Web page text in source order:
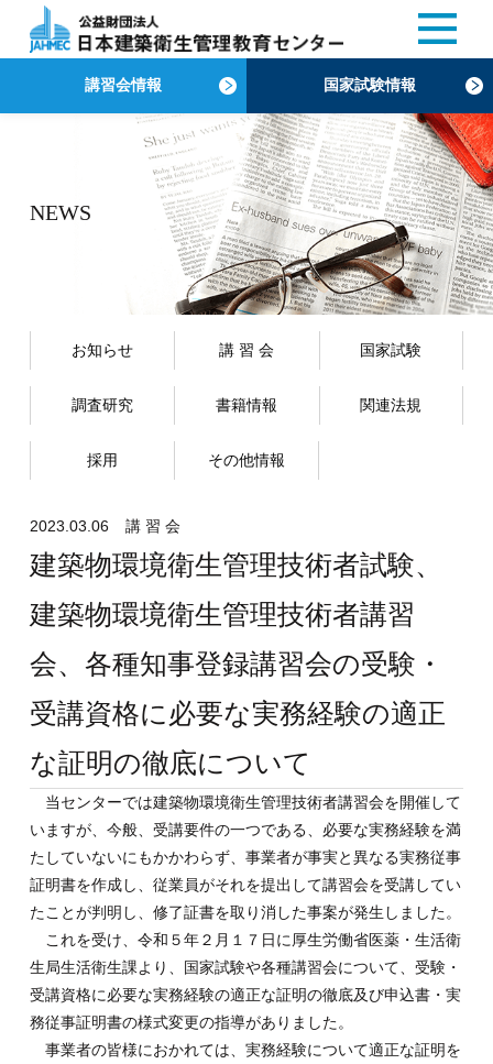
講習会情報 国家試験情報
NEWS
お知らせ 講 習 会 国家試験
調査研究 書籍情報 関連法規
採用 その他情報
2023.03.06 講 習 会
建築物環境衛生管理技術者試験、
建築物環境衛生管理技術者講習
会、各種知事登録講習会の受験・
受講資格に必要な実務経験の適正
な証明の徹底について
当センターでは建築物環境衛生管理技術者講習会を開催して
いますが、今般、受講要件の一つである、必要な実務経験を満
たしていないにもかかわらず、事業者が事実と異なる実務従事
証明書を作成し、従業員がそれを提出して講習会を受講してい
たことが判明し、修了証書を取り消した事案が発生しました。
これを受け、令和５年２月１７日に厚生労働省医薬・生活衛
生局生活衛生課より、国家試験や各種講習会について、受験・
受講資格に必要な実務経験の適正な証明の徹底及び申込書・実
務従事証明書の様式変更の指導がありました。
事業者の皆様におかれては、実務経験について適正な証明を